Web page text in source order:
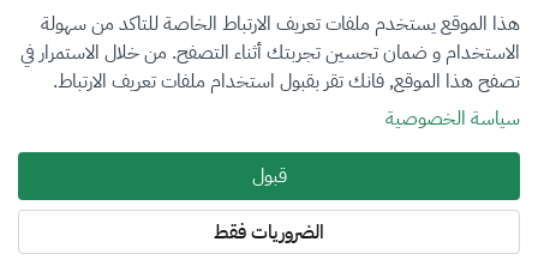
فرع التقييم
أضرار المركبات
نوع العضوية
طالب منتسب
المنطقة
هذا الموقع يستخدم ملفات تعريف الارتباط الخاصة للتاكد من سهولة
الاستخدام و ضمان تحسين تجربتك أثناء التصفح. من خلال الاستمرار في
تصفح هذا الموقع, فانك تقر بقبول استخدام ملفات تعريف الارتباط.
سياسة الخصوصية
قبول
الضروريات فقط